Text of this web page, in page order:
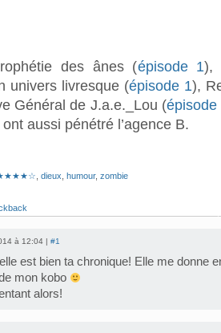
des ânes (épisode 1),
univers livresque (épisode 1),
Général de J.a.e._Lou (épisode
ont aussi pénétré l’agence B.
dieux humour, zombie
à 12:04 | #1
est bien ta chronique! Elle me donne
mon kobo
alors!